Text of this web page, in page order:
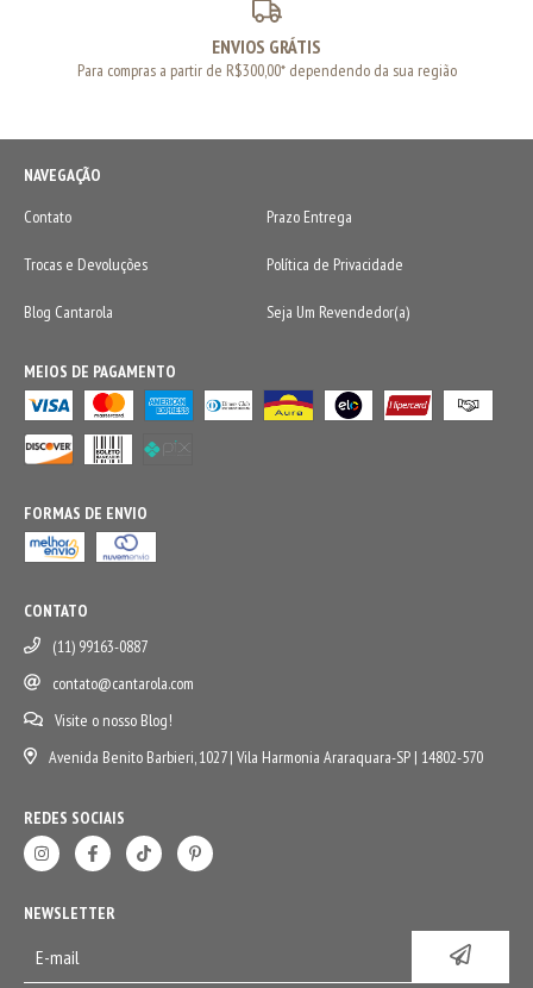
ENVIOS GRÁTIS
Para compras a partir de R$300,00* dependendo da sua região
NAVEGAÇÃO
Contato
Prazo Entrega
Trocas e Devoluções Política de Privacidade
Blog Cantarola Seja Um Revendedor(a)
MEIOS DE PAGAMENTO
FORMAS DE ENVIO
CONTATO
(11) 99163-0887
contato@cantarola.com
Visite o nosso Blog!
Avenida Benito Barbieri, 1027 | Vila Harmonia Araraquara-SP | 14802-570
REDES SOCIAIS
NEWSLETTER